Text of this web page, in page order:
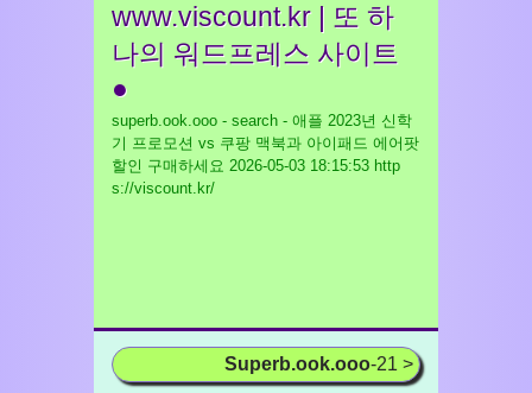
www.viscount.kr | 또 하
나의 워드프레스 사이트
●
superb.ook.ooo - search - 애플 2023년 신학
기 프로모션 vs 쿠팡 맥북과 아이패드 에어팟
할인 구매하세요 2026-05-03 18:15:53 http
s://viscount.kr/
Superb.ook.ooo-21 >